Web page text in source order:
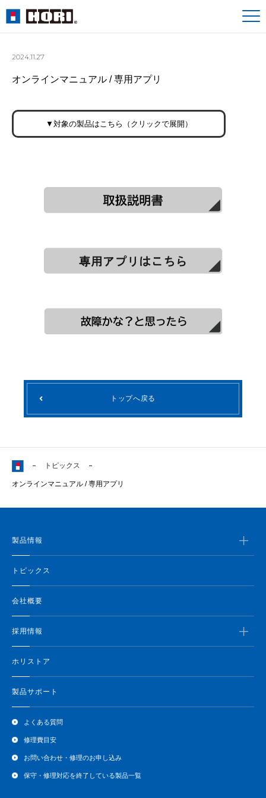
2024.11.27
オンラインマニュアル / 専用アプリ
▼対象の製品はこちら（クリックで展開）
トップへ戻る
トピックス
オンラインマニュアル / 専用アプリ
製品情報
トピックス
会社概要
採用情報
ホリストア
製品サポート
よくある質問
修理費目安
お問い合わせ・修理のお申し込み
保守・修理対応を終了している製品一覧